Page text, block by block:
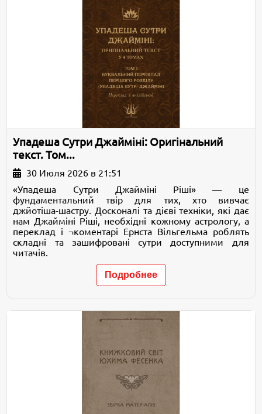
Упадеша Сутри Джайміні: Оригінальний
текст. Том...
30 Июля 2026 в 21:51
«Упадеша Сутри Джайміні Ріші» — це
фундаментальний твір для тих, хто вивчає
джйотіша-шастру. Досконалі та дієві техніки, які дає
нам Джайміні Ріші, необхідні кожному астрологу, а
переклад і ¬коментарі Ернста Вільгельма роблять
складні та зашифровані сутри доступними для
читачів.
Подробнее